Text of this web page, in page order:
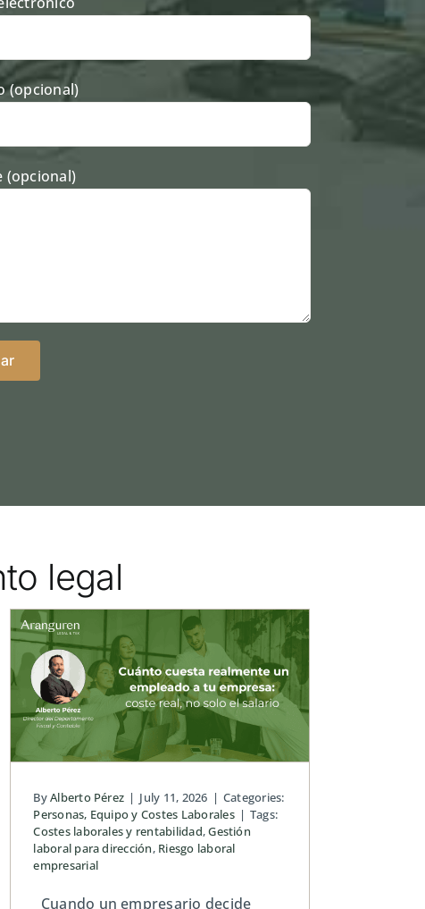
(opcional)
(opcional)
legal
ByAlberto Pérez | July 11, 2026 | Categories:
Personas, Equipo y Costes Laborales | Tags:
Costes laborales y rentabilidad,Gestión
laboral para dirección, Riesgo laboral
empresarial
Cuando un empresario decide